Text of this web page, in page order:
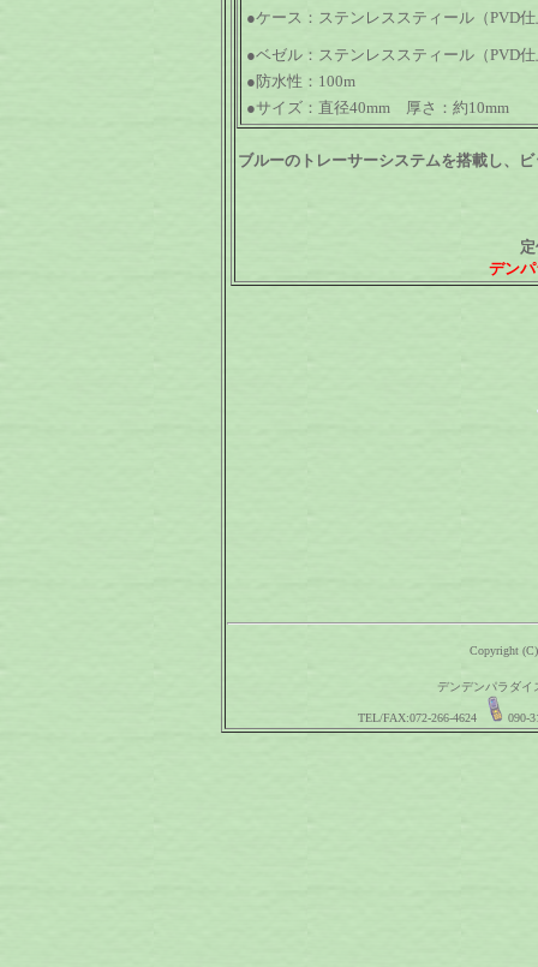
●ケース：ステンレススティール（PVD
●ベゼル：ステンレススティール（PVD
●防水性：100m
●サイズ：直径40mm 厚さ：約10mm
ブルーのトレーサーシステムを搭載し、
デン
Copyright (C)
デンデンパラダイ
TEL/FAX:072-266-4624 090-